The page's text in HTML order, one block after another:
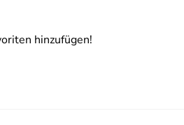
hinzufügen!